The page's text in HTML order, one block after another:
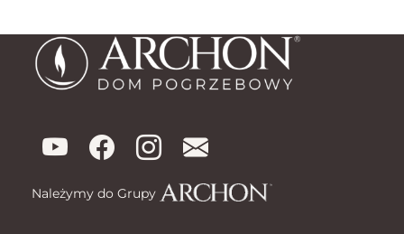
Należymy do Grupy